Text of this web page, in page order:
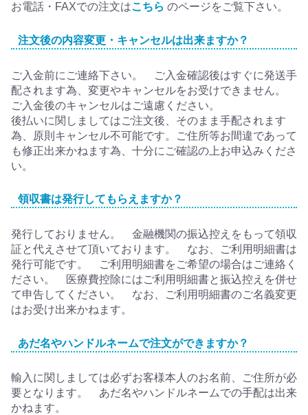
お電話・FAXでの注文はこちら のページをご覧下さい。
注文後の内容変更・キャンセルは出来ますか？
ご入金前にご連絡下さい。 ご入金確認後はすぐに発送手
配されます為、変更やキャンセルをお受けできません。
ご入金後のキャンセルはご遠慮ください。
後払いに関しましてはご注文後、そのまま手配されます
為、原則キャンセル不可能です。ご住所等お間違であって
も修正出来かねます為、十分にご確認の上お申込みくださ
い。
領収書は発行してもらえますか？
発行しておりません。 金融機関の振込控えをもって領収
証と代えさせて頂いております。 なお、ご利用明細書は
発行可能です。 ご利用明細書をご希望の場合はご連絡く
ださい。 医療費控除にはご利用明細書と振込控えを併せ
て申告してください。 なお、ご利用明細書のご名義変更
はお受け出来かねます。
あだ名やハンドルネームで注文ができますか？
輸入に関しましては必ずお客様本人のお名前、ご住所が必
要となります。 あだ名やハンドルネームでの手配は出来
かねます。